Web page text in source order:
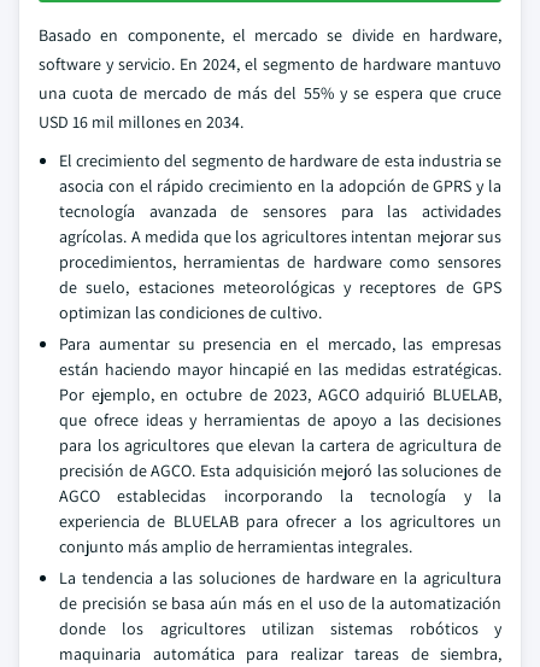
Basado en componente, el mercado se divide en hardware,
software y servicio. En 2024, el segmento de hardware mantuvo
una cuota de mercado de más del 55% y se espera que cruce
USD 16 mil millones en 2034.
El crecimiento del segmento de hardware de esta industria se
asocia con el rápido crecimiento en la adopción de GPRS y la
tecnología avanzada de sensores para las actividades
agrícolas. A medida que los agricultores intentan mejorar sus
procedimientos, herramientas de hardware como sensores
de suelo, estaciones meteorológicas y receptores de GPS
optimizan las condiciones de cultivo.
Para aumentar su presencia en el mercado, las empresas
están haciendo mayor hincapié en las medidas estratégicas.
Por ejemplo, en octubre de 2023, AGCO adquirió BLUELAB,
que ofrece ideas y herramientas de apoyo a las decisiones
para los agricultores que elevan la cartera de agricultura de
precisión de AGCO. Esta adquisición mejoró las soluciones de
AGCO establecidas incorporando la tecnología y la
experiencia de BLUELAB para ofrecer a los agricultores un
conjunto más amplio de herramientas integrales.
La tendencia a las soluciones de hardware en la agricultura
de precisión se basa aún más en el uso de la automatización
donde los agricultores utilizan sistemas robóticos y
maquinaria automática para realizar tareas de siembra,